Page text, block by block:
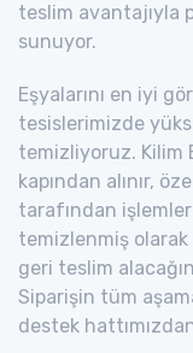
teslim avantajıyla
sunuyor.
Eşyalarını en iyi
tesislerimizde
temizliyoruz. Kilim
kapından alınır,
tarafından
temizlenmiş olarak
geri teslim
Siparişin tüm
destek